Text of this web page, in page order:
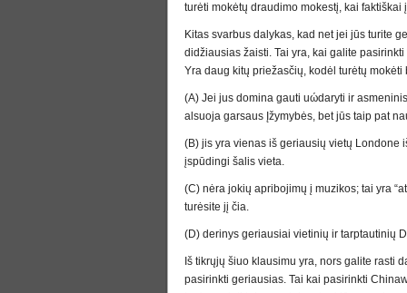
turėti mokėtų draudimo mokestį, kai faktiškai
Kitas svarbus dalykas, kad net jei jūs turite
didžiausias žaisti. Tai yra, kai galite
Yra daug kitų priežasčių, kodėl turėtų
(A) Jei jus domina gauti uώdaryti ir
alsuoja garsaus Įžymybės, bet jūs taip pat
(B) jis yra vienas iš geriausių vietų Londone
įspūdingi šalis vieta.
(C) nėra jokių apribojimų į muzikos; tai yra
turėsite jį čia.
(D) derinys geriausiai vietinių ir tarptautinių
Iš tikrųjų šiuo klausimu yra, nors galite rasti
pasirinkti geriausias. Tai kai pasirinkti